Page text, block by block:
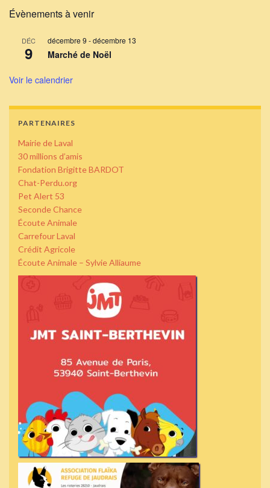
Évènements à venir
DÉC
9
décembre 9 -décembre 13
Marché de Noël
Voir le calendrier
PARTENAIRES
Mairie de Laval
30 millions d’amis
Fondation Brigitte BARDOT
Chat-Perdu.org
Pet Alert 53
Seconde Chance
Écoute Animale
Carrefour Laval
Crédit Agricole
Écoute Animale – Sylvie Alliaume